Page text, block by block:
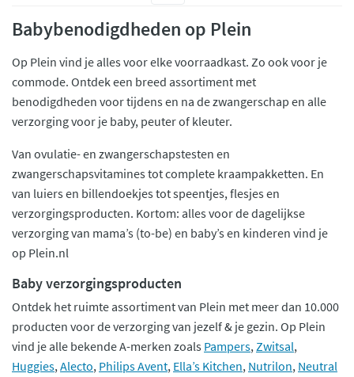
Babybenodigdheden op Plein
Op Plein vind je alles voor elke voorraadkast. Zo ook voor je
commode. Ontdek een breed assortiment met
benodigdheden voor tijdens en na de zwangerschap en alle
verzorging voor je baby, peuter of kleuter.
Van ovulatie- en zwangerschapstesten en
zwangerschapsvitamines tot complete kraampakketten. En
van luiers en billendoekjes tot speentjes, flesjes en
verzorgingsproducten. Kortom: alles voor de dagelijkse
verzorging van mama’s (to-be) en baby’s en kinderen vind je
op Plein.nl
Baby verzorgingsproducten
Ontdek het ruimte assortiment van Plein met meer dan 10.000
producten voor de verzorging van jezelf & je gezin. Op Plein
vind je alle bekende A-merken zoals Pampers,Zwitsal,
Huggies,Alecto, Philips Avent, Ella’s Kitchen, Nutrilon, Neutral